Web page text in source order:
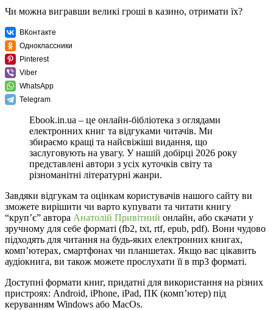
Чи можна вигравши великі гроші в казино, отримати їх?
ВКонтакте
Одноклассники
Pinterest
Viber
WhatsApp
Telegram
Ebook.in.ua – це онлайн-бібліотека з оглядами
електронних книг та відгуками читачів. Ми
збираємо кращі та найсвіжіші видання, що
заслуговують на увагу. У нашій добірці 2026 року
представлені автори з усіх куточків світу та
різноманітні літературні жанри.
Завдяки відгукам та оцінкам користувачів нашого сайту ви
зможете вирішити чи варто купувати та читати книгу
“крупʼє” автора Анатолій Привітний онлайн, або скачати у
зручному для себе форматі (fb2, txt, rtf, epub, pdf). Вони чудово
підходять для читання на будь-яких електронних книгах,
комп’ютерах, смартфонах чи планшетах. Якщо вас цікавить
аудіокнига, ви також можете прослухати її в mp3 форматі.
Доступні формати книг, придатні для використання на різних
пристроях: Android, iPhone, iPad, ПК (комп’ютер) під
керуванням Windows або MacOs.